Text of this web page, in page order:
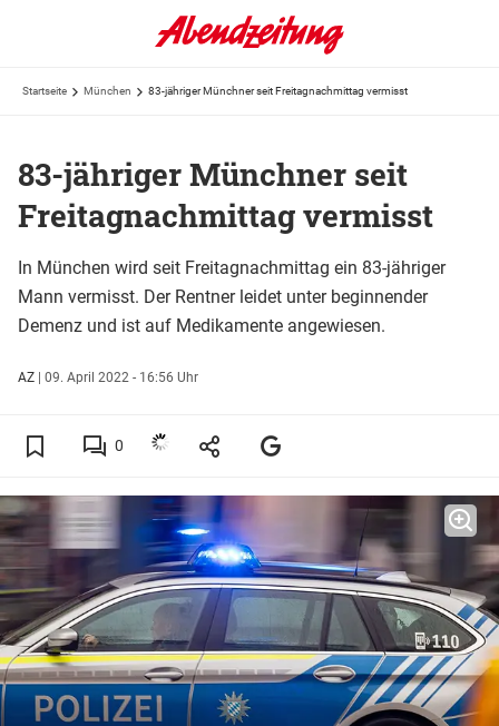
Startseite München 83-jähriger Münchner seit Freitagnachmittag vermisst
83-jähriger Münchner seit
Freitagnachmittag vermisst
In München wird seit Freitagnachmittag ein 83-jähriger
Mann vermisst. Der Rentner leidet unter beginnender
Demenz und ist auf Medikamente angewiesen.
AZ | 09. April 2022 - 16:56 Uhr
0